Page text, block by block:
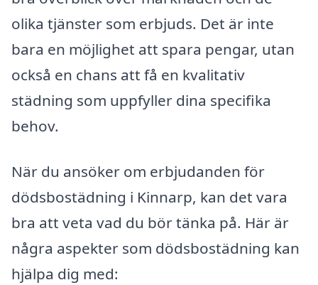
olika tjänster som erbjuds. Det är inte
bara en möjlighet att spara pengar, utan
också en chans att få en kvalitativ
städning som uppfyller dina specifika
behov.
När du ansöker om erbjudanden för
dödsbostädning i Kinnarp, kan det vara
bra att veta vad du bör tänka på. Här är
några aspekter som dödsbostädning kan
hjälpa dig med: